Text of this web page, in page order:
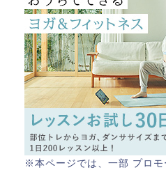
※本ページでは、一部 プロモ